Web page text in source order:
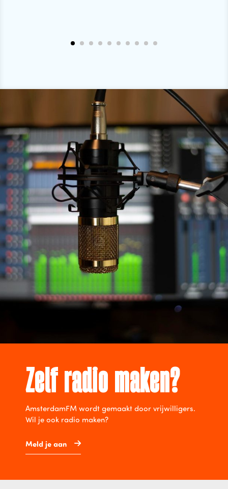
Zelf radio maken?
AmsterdamFM wordt gemaakt door vrijwilligers.
Wil je ook radio maken?
Meld je aan